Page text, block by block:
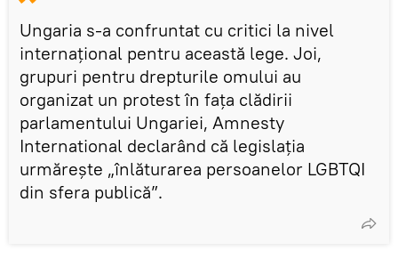
Ungaria s-a confruntat cu critici la nivel
internaţional pentru această lege. Joi,
grupuri pentru drepturile omului au
organizat un protest în fața clădirii
parlamentului Ungariei, Amnesty
International declarând că legislația
urmăreşte „înlăturarea persoanelor LGBTQI
din sfera publică”.